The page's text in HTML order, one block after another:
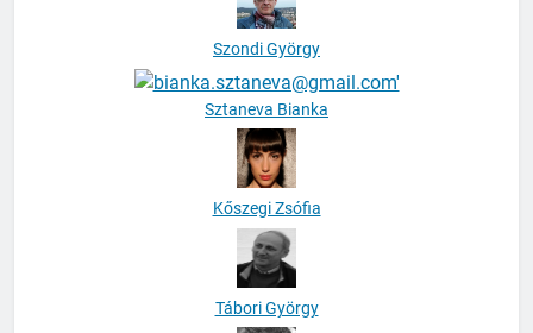
Szondi György
Sztaneva Bianka
Kőszegi Zsófia
Tábori György